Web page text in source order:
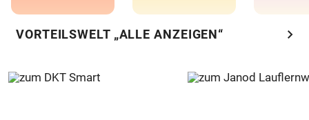
VORTEILSWELT „ALLE ANZEIGEN“ chevron_right